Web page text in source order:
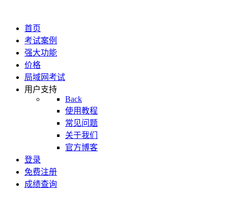
首页
考试案例
强大功能
价格
局域网考试
用户支持
Back
使用教程
常见问题
关于我们
官方博客
登录
免费注册
成绩查询